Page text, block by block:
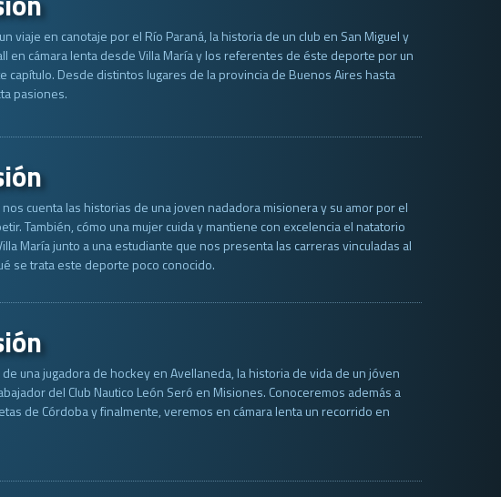
viaje en canotaje por el Río Paraná, la historia de un club en San Miguel y
en cámara lenta desde Villa María y los referentes de éste deporte por un
Desde distintos lugares de la provincia de Buenos Aires hasta
pasiones.
cuenta las historias de una joven nadadora misionera y su amor por el
También, cómo una mujer cuida y mantiene con excelencia el natatorio
María junto a una estudiante que nos presenta las carreras vinculadas al
se trata este deporte poco conocido.
una jugadora de hockey en Avellaneda, la historia de vida de un jóven
del Club Nautico León Seró en Misiones. Conoceremos además a
de Córdoba y finalmente, veremos en cámara lenta un recorrido en